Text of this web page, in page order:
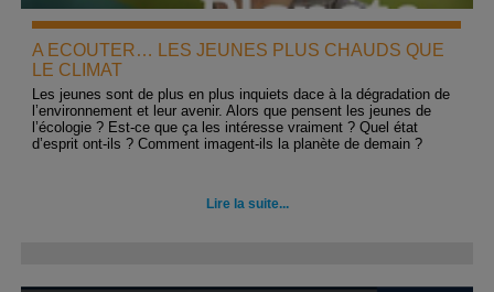
A ECOUTER… LES JEUNES PLUS CHAUDS QUE
LE CLIMAT
Les jeunes sont de plus en plus inquiets dace à la dégradation de
l’environnement et leur avenir. Alors que pensent les jeunes de
l’écologie ? Est-ce que ça les intéresse vraiment ? Quel état
d’esprit ont-ils ? Comment imagent-ils la planète de demain ?
Lire la suite...